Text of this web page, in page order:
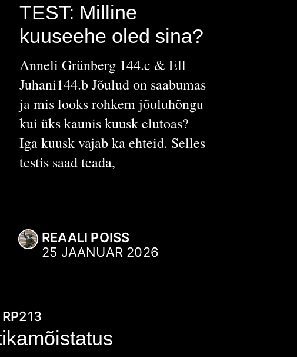
TEST: Milline
kuuseehe oled sina?
Anneli Grünberg 144.c & Ell
Juhani144.b Jõulud on saabumas
ja mis looks rohkem jõuluhõngu
kui üks kaunis kuusk elutoas?
Iga kuusk vajab ka ehteid. Selles
testis saad teada,
REAALI POISS
25 JAANUAR 2026
RP213